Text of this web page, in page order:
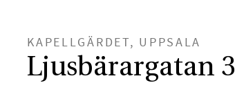
KAPELLGÄRDET, UPPSALA
Ljusbärargatan 3